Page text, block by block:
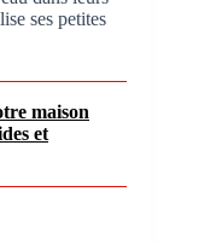
ses petites
maison
et